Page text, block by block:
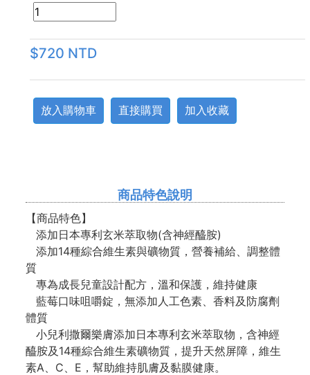
$720 NTD
放入購物車 直接購買 加入收藏
商品特色說明
【商品特色】
添加日本專利玄米萃取物(含神經醯胺)
添加14種綜合維生素與礦物質，營養補給、調整體
質
專為成長兒童設計配方，溫和保護，維持健康
藍莓口味咀嚼錠，無添加人工色素、香料及防腐劑
體質
小兒利撒爾樂膚添加日本專利玄米萃取物，含神經
醯胺及14種綜合維生素礦物質，提升天然屏障，維生
素A、C、E，幫助維持肌膚及黏膜健康。